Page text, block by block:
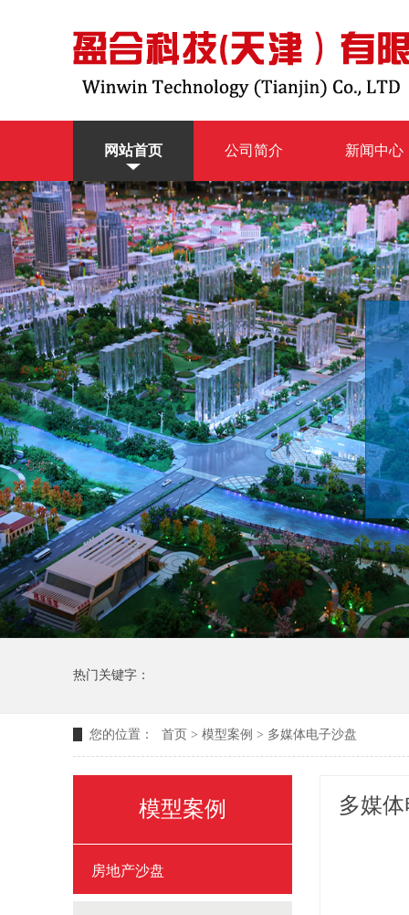
网站首页 公司简介 新闻中心
热门关键字：
您的位置： 首页 > 模型案例 > 多媒体电子沙盘
模型案例
房地产沙盘
多媒